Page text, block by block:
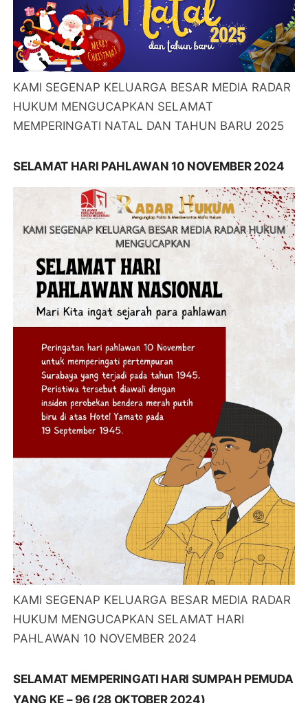
KAMI SEGENAP KELUARGA BESAR MEDIA RADAR
HUKUM MENGUCAPKAN SELAMAT
MEMPERINGATI NATAL DAN TAHUN BARU 2025
SELAMAT HARI PAHLAWAN 10 NOVEMBER 2024
KAMI SEGENAP KELUARGA BESAR MEDIA RADAR
HUKUM MENGUCAPKAN SELAMAT HARI
PAHLAWAN 10 NOVEMBER 2024
SELAMAT MEMPERINGATI HARI SUMPAH PEMUDA
YANG KE – 96 (28 OKTOBER 2024)